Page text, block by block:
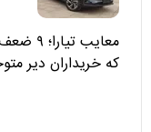
معایب
که خریداران دیر